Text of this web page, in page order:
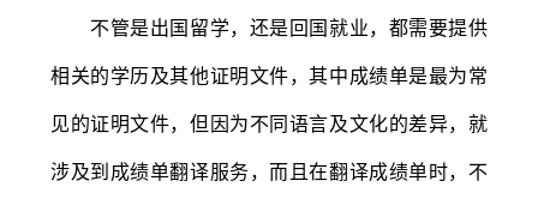
不管是出国留学，还是回国就业，都需要提供
相关的学历及其他证明文件，其中成绩单是最为常
见的证明文件，但因为不同语言及文化的差异，就
涉及到成绩单翻译服务，而且在翻译成绩单时，不